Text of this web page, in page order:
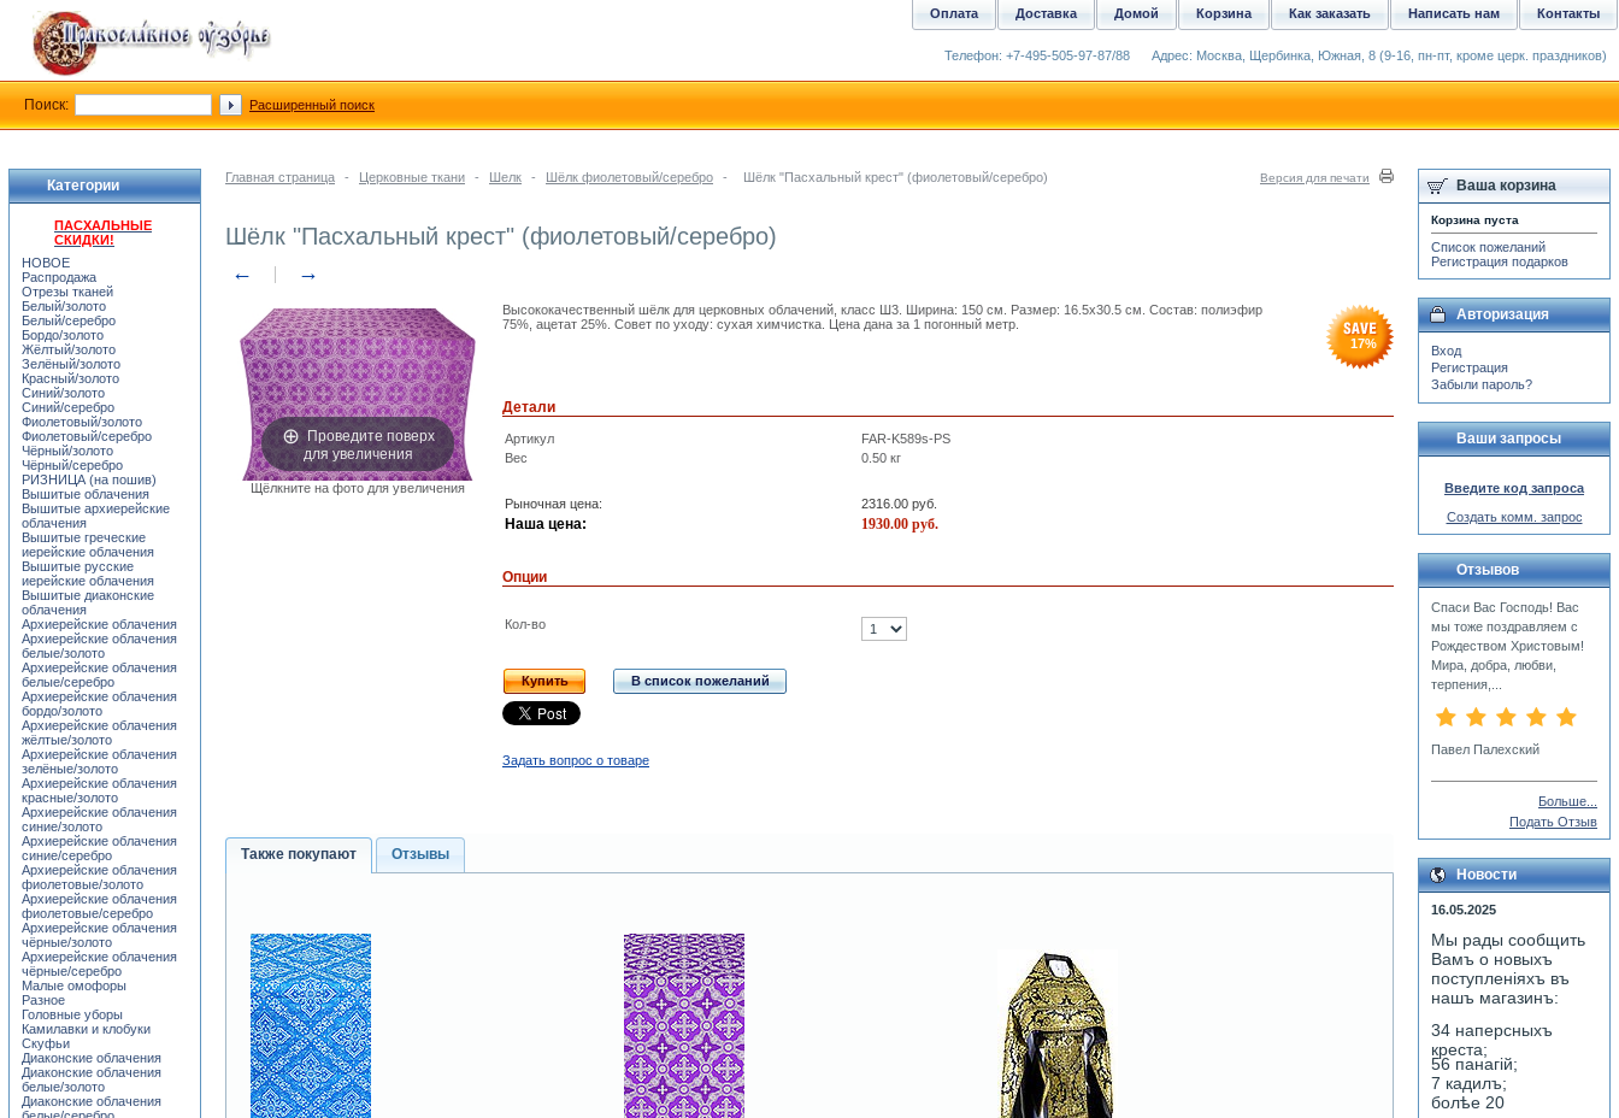
Главная страница - Церковные ткани - Шелк - Шёлк фиолетовый/серебро - Шёлк "Пасхальный крест" (фиолетовый/серебро) Версия для печати
Шёлк "Пасхальный крест" (фиолетовый/серебро)
← →
Проведите поверх
для увеличения
Щёлкните на фото для увеличения
Высококачественный шёлк для церковных облачений, класс Ш3. Ширина: 150 см. Размер: 16.5x30.5 см. Состав: полиэфир
75%, ацетат 25%. Совет по уходу: сухая химчистка. Цена дана за 1 погонный метр.
17%
Детали
Артикул
FAR-K589s-PS
Вес
0.50 кг
Рыночная цена: 2316.00 руб.
Наша цена: 1930.00 руб.
Опции
Кол-во
Купить В список пожеланий
Задать вопрос о товаре
Также покупают Отзывы
Категории
ПАСХАЛЬНЫЕ
СКИДКИ!
НОВОЕ
Распродажа
Отрезы тканей
Белый/золото
Белый/серебро
Бордо/золото
Жёлтый/золото
Зелёный/золото
Красный/золото
Синий/золото
Синий/серебро
Фиолетовый/золото
Фиолетовый/серебро
Чёрный/золото
Чёрный/серебро
РИЗНИЦА (на пошив)
Вышитые облачения
Вышитые архиерейские
облачения
Вышитые греческие
иерейские облачения
Вышитые русские
иерейские облачения
Вышитые диаконские
облачения
Архиерейские облачения
Архиерейские облачения
белые/золото
Архиерейские облачения
белые/серебро
Архиерейские облачения
бордо/золото
Архиерейские облачения
жёлтые/золото
Архиерейские облачения
зелёные/золото
Архиерейские облачения
красные/золото
Архиерейские облачения
синие/золото
Архиерейские облачения
синие/серебро
Архиерейские облачения
фиолетовые/золото
Архиерейские облачения
фиолетовые/серебро
Архиерейские облачения
чёрные/золото
Архиерейские облачения
чёрные/серебро
Малые омофоры
Разное
Головные уборы
Камилавки и клобуки
Скуфьи
Диаконские облачения
Диаконские облачения
белые/золото
Диаконские облачения
Ваша корзина
Корзина пуста
Список пожеланий
Регистрация подарков
Авторизация
Вход
Регистрация
Забыли пароль?
Ваши запросы
Введите код запроса
Создать комм. запрос
Отзывов
Спаси Вас Господь! Вас
мы тоже поздравляем с
Рождеством Христовым!
Мира, добра, любви,
терпения,...
Павел Палехский
Больше...
Подать Отзыв
Новости
16.05.2025
Мы рады сообщить
Вамъ о новыхъ
поступленiяхъ въ
нашъ магазинъ:
34 наперсныхъ
креста;
56 панагiй;
7 кадилъ;
болѣе 20
Контакты
Написать нам
Как заказать
Корзина
Домой
Доставка
Оплата
Телефон: +7-495-505-97-87/88 Адрес: Москва, Щербинка, Южная, 8 (9-16, пн-пт, кроме церк. праздников)
Поиск: Расширенный поиск